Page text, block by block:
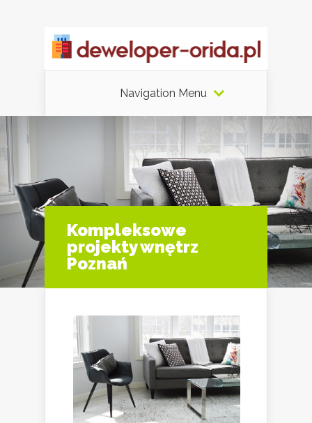
Navigation Menu
Kompleksowe
projekty wnętrz
Poznań